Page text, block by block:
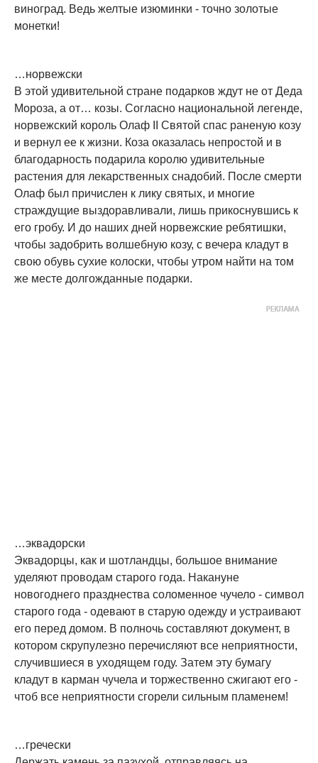
виноград. Ведь желтые изюминки - точно золотые
монетки!
…норвежски
В этой удивительной стране подарков ждут не от Деда
Мороза, а от… козы. Согласно национальной легенде,
норвежский король Олаф II Святой спас раненую козу
и вернул ее к жизни. Коза оказалась непростой и в
благодарность подарила королю удивительные
растения для лекарственных снадобий. После смерти
Олаф был причислен к лику святых, и многие
страждущие выздоравливали, лишь прикоснувшись к
его гробу. И до наших дней норвежские ребятишки,
чтобы задобрить волшебную козу, с вечера кладут в
свою обувь сухие колоски, чтобы утром найти на том
же месте долгожданные подарки.
…эквадорски
Эквадорцы, как и шотландцы, большое внимание
уделяют проводам старого года. Накануне
новогоднего празднества соломенное чучело - символ
старого года - одевают в старую одежду и устраивают
его перед домом. В полночь составляют документ, в
котором скрупулезно перечисляют все неприятности,
случившиеся в уходящем году. Затем эту бумагу
кладут в карман чучела и торжественно сжигают его -
чтоб все неприятности сгорели сильным пламенем!
…гречески